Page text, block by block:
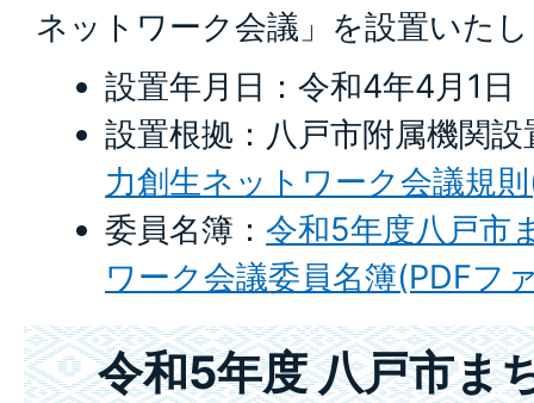
ネットワーク会議」を設置いた
設置年月日：令和4年4月1日
設置根拠：八戸市附属機関
力創生ネットワーク会議規
委員名簿：令和5年度八戸市
ワーク会議委員名簿(PDFフ
令和5年度 八戸市ま